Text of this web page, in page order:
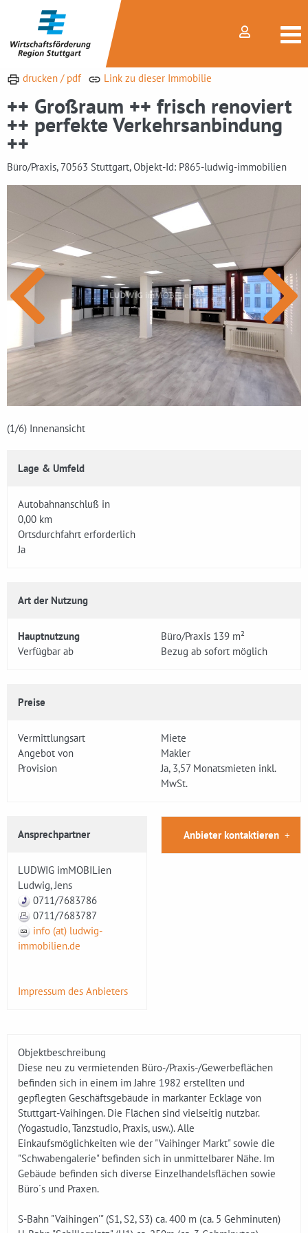
drucken / pdf Link zu dieser Immobilie
++ Großraum ++ frisch renoviert
++ perfekte Verkehrsanbindung
++
Büro/Praxis, 70563 Stuttgart, Objekt-Id: P865-ludwig-immobilien
(1/6) Innenansicht
Lage & Umfeld
Autobahnanschluß in
0,00 km
Ortsdurchfahrt erforderlich
Ja
Art der Nutzung
Hauptnutzung
Büro/Praxis 139 m²
Verfügbar ab
Bezug ab sofort möglich
Preise
Vermittlungsart
Miete
Angebot von
Makler
Provision
Ja, 3,57 Monatsmieten inkl.
MwSt.
Ansprechpartner
LUDWIG imMOBILien
Ludwig, Jens
0711/7683786
0711/7683787
info (at) ludwig-
immobilien.de
Impressum des Anbieters
Anbieter kontaktieren
Objektbeschreibung
Diese neu zu vermietenden Büro-/Praxis-/Gewerbeflächen
befinden sich in einem im Jahre 1982 erstellten und
gepflegten Geschäftsgebäude in markanter Ecklage von
Stuttgart-Vaihingen. Die Flächen sind vielseitig nutzbar.
(Yogastudio, Tanzstudio, Praxis, usw.). Alle
Einkaufsmöglichkeiten wie der "Vaihinger Markt" sowie die
"Schwabengalerie" befinden sich in unmittelbarer Nähe. Im
Gebäude befinden sich diverse Einzelhandelsflächen sowie
Büro´s und Praxen.
S-Bahn "Vaihingen'" (S1, S2, S3) ca. 400 m (ca. 5 Gehminuten)